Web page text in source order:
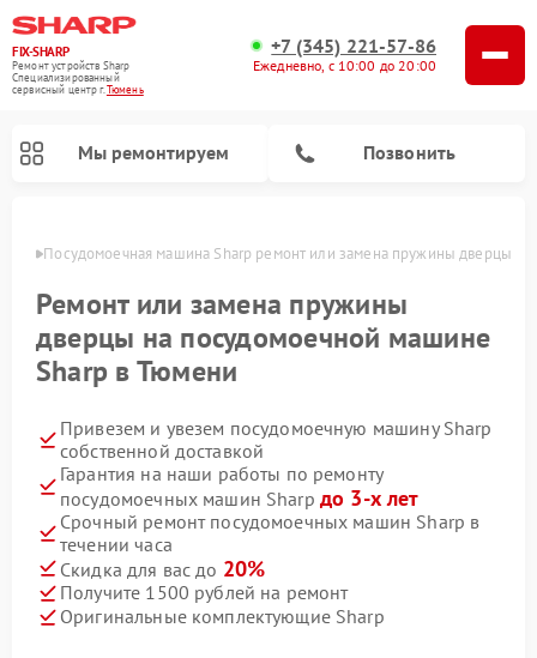
FIX-SHARP
Ремонт устройств Sharp
Специализированный
cервисный центр г.Тюмень
+7 (345) 221-57-86
Ежедневно, с 10:00 до 20:00
Мы ремонтируем Позвонить
Посудомоечная машина Sharp ремонт или замена пружины дверцы
Ремонт или замена пружины
дверцы на посудомоечной машине
Sharp в Тюмени
Привезем и увезем посудомоечную машину Sharp
собственной доставкой
Гарантия на наши работы по ремонту
посудомоечных машин Sharp до 3-х лет
Срочный ремонт посудомоечных машин Sharp в
течении часа
Скидка для вас до 20%
Получите 1500 рублей на ремонт
Оригинальные комплектующие Sharp